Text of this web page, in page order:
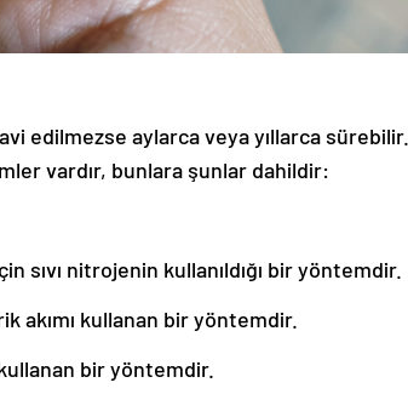
edilmezse aylarca veya yıllarca sürebilir.
vardır, bunlara şunlar dahildir:
sıvı nitrojenin kullanıldığı bir yöntemdir.
akımı kullanan bir yöntemdir.
kullanan bir yöntemdir.